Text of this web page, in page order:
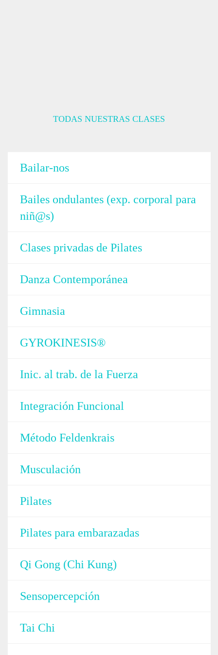
TODAS NUESTRAS CLASES
Bailar-nos
Bailes ondulantes (exp. corporal para
niñ@s)
Clases privadas de Pilates
Danza Contemporánea
Gimnasia
GYROKINESIS®
Inic. al trab. de la Fuerza
Integración Funcional
Método Feldenkrais
Musculación
Pilates
Pilates para embarazadas
Qi Gong (Chi Kung)
Sensopercepción
Tai Chi